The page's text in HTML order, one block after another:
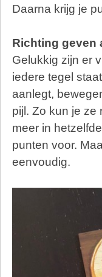
Daarna krijg je
Richting geven
Gelukkig zijn er
iedere tegel
aanlegt,
pijl. Zo kun je ze
meer in
punten voor.
eenvoudig.